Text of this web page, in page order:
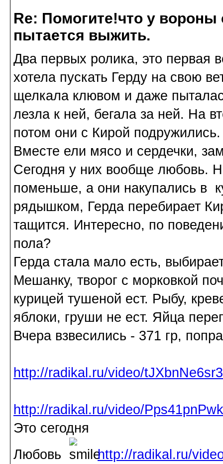
Re: Помогите!что у
пытается выжить.
Два первых ролика, это первая
хотела пускать Герду на свою
щелкала клювом и даже
лезла к ней, бегала за ней. На
потом они с Кирой
Вместе ели мясо и сердечки,
Сегодня у них вообще любовь.
поменьше, а они накупались в
рядышком, Герда перебирает
тащится. Интересно, по
пола?
Герда стала мало есть,
Мешанку, творог с морковкой
курицей тушеной ест. Рыбу,
яблоки, груши не ест. Яйца
Вчера взвесились - 371 гр,
http://radikal.ru/video/tJXbnNe6sr3
http://radikal.ru/video/
Это сегодня
Любовь
http://radikal.ru/